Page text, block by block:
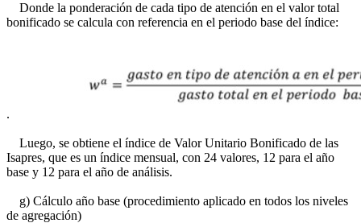
Donde la ponderación de cada tipo de atención en el valor total
bonificado se calcula con referencia en el periodo base del índice:
.
Luego, se obtiene el índice de Valor Unitario Bonificado de las
Isapres, que es un índice mensual, con 24 valores, 12 para el año
base y 12 para el año de análisis.
g) Cálculo año base (procedimiento aplicado en todos los niveles
de agregación)